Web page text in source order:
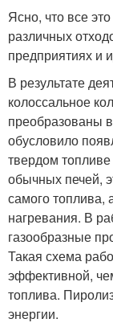
Ясно, что все
различных
предприятиях и
В результате
колоссальное
преобразованы
обусловило
твердом
обычных печей,
самого топлива,
нагревания. В
газообразные
Такая схема
эффективной,
топлива.
энергии.